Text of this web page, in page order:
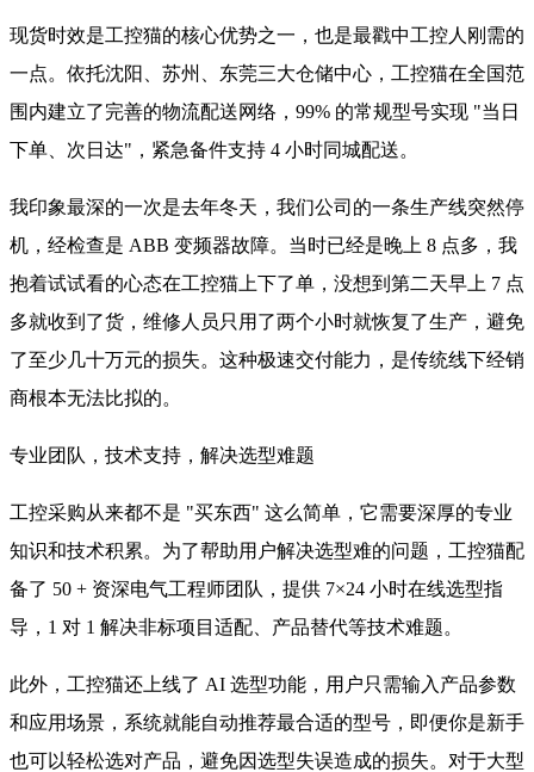
现货时效是工控猫的核心优势之一，也是最戳中工控人刚需的
一点。依托沈阳、苏州、东莞三大仓储中心，工控猫在全国范
围内建立了完善的物流配送网络，99% 的常规型号实现 "当日
下单、次日达"，紧急备件支持 4 小时同城配送。
我印象最深的一次是去年冬天，我们公司的一条生产线突然停
机，经检查是 ABB 变频器故障。当时已经是晚上 8 点多，我
抱着试试看的心态在工控猫上下了单，没想到第二天早上 7 点
多就收到了货，维修人员只用了两个小时就恢复了生产，避免
了至少几十万元的损失。这种极速交付能力，是传统线下经销
商根本无法比拟的。
专业团队，技术支持，解决选型难题
工控采购从来都不是 "买东西" 这么简单，它需要深厚的专业
知识和技术积累。为了帮助用户解决选型难的问题，工控猫配
备了 50 + 资深电气工程师团队，提供 7×24 小时在线选型指
导，1 对 1 解决非标项目适配、产品替代等技术难题。
此外，工控猫还上线了 AI 选型功能，用户只需输入产品参数
和应用场景，系统就能自动推荐最合适的型号，即便你是新手
也可以轻松选对产品，避免因选型失误造成的损失。对于大型